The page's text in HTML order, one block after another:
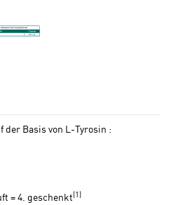
Basis von L-Tyrosin :
= 4. geschenkt(1)